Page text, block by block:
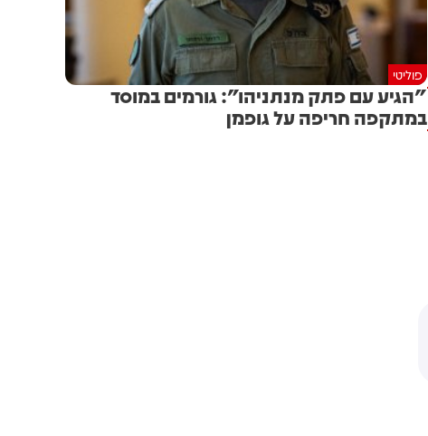
פוליטי
"הגיע עם פתק מנתניהו": גורמים במוסד
במתקפה חריפה על גופמן